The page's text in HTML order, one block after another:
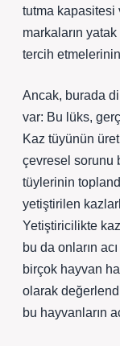
tutma
markaların
tercih
Ancak, burada
var: Bu lüks,
Kaz tüyünün
çevresel sorunu
tüylerinin
yetiştirilen
Yetiştiricilikte
bu da onların
birçok hayvan
olarak
bu hayvanların